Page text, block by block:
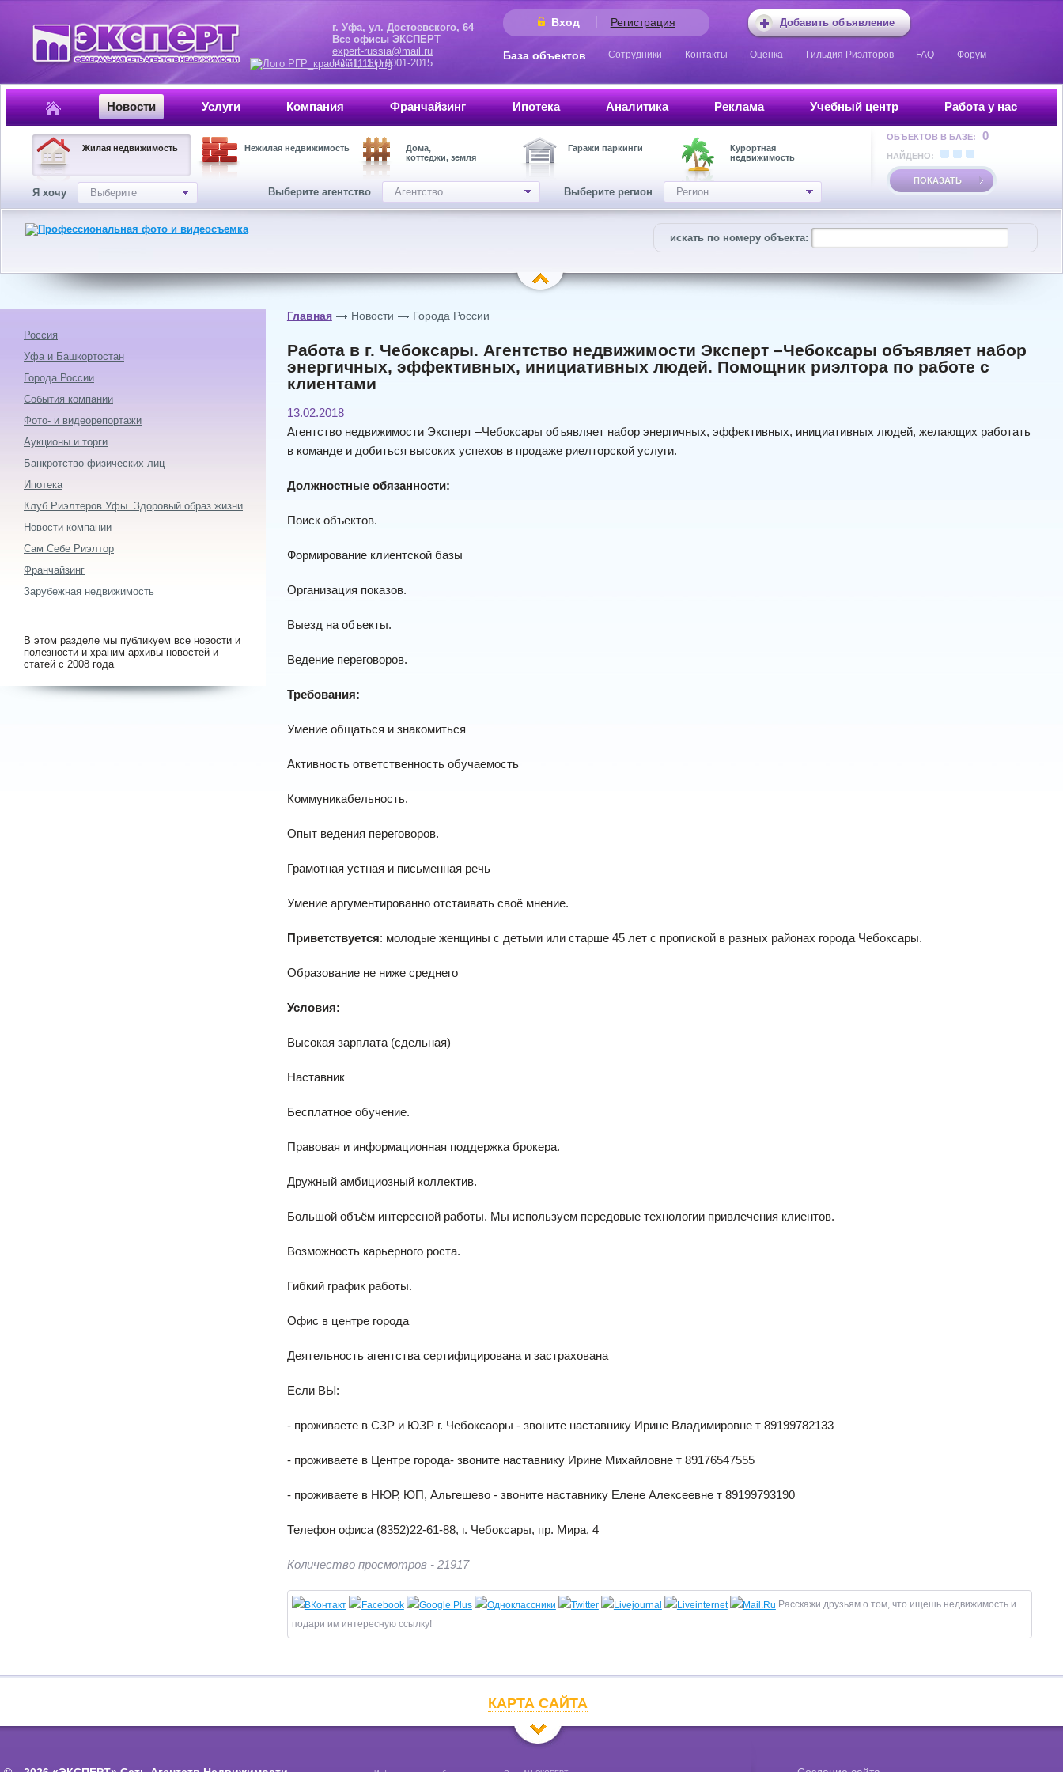
Добавить объявление
Вход Регистрация
г. Уфа, ул. Достоевского, 64
Все офисы ЭКСПЕРТ
expert-russia@mail.ru
ГОСТ, ISO 9001-2015
База объектов Сотрудники Контакты Оценка Гильдия Риэлторов FAQ Форум
Новости Услуги Компания Франчайзинг Ипотека Аналитика Реклама Учебный центр Работа у нас
Жилая недвижимость Нежилая недвижимость
Дома,
коттеджи, земля
Гаражи паркинги
Курортная
недвижимость
Я хочу Выберите Выберите агентство Агентство Выберите регион Регион
ОБЪЕКТОВ В БАЗЕ: 0
НАЙДЕНО:
ПОКАЗАТЬ
искать по номеру объекта:
Главная Новости Города России
Работа в г. Чебоксары. Агентство недвижимости Эксперт –Чебоксары объявляет набор
энергичных, эффективных, инициативных людей. Помощник риэлтора по работе с
клиентами
13.02.2018
Агентство недвижимости Эксперт –Чебоксары объявляет набор энергичных, эффективных, инициативных людей, желающих работать
в команде и добиться высоких успехов в продаже риелторской услуги.
Должностные обязанности:
Поиск объектов.
Формирование клиентской базы
Организация показов.
Выезд на объекты.
Ведение переговоров.
Требования:
Умение общаться и знакомиться
Активность ответственность обучаемость
Коммуникабельность.
Опыт ведения переговоров.
Грамотная устная и письменная речь
Умение аргументированно отстаивать своё мнение.
Приветствуется: молодые женщины с детьми или старше 45 лет с пропиской в разных районах города Чебоксары.
Образование не ниже среднего
Условия:
Высокая зарплата (сдельная)
Наставник
Бесплатное обучение.
Правовая и информационная поддержка брокера.
Дружный амбициозный коллектив.
Большой объём интересной работы. Мы используем передовые технологии привлечения клиентов.
Возможность карьерного роста.
Гибкий график работы.
Офис в центре города
Деятельность агентства сертифицирована и застрахована
Если ВЫ:
- проживаете в СЗР и ЮЗР г. Чебоксаоры - звоните наставнику Ирине Владимировне т 89199782133
- проживаете в Центре города- звоните наставнику Ирине Михайловне т 89176547555
- проживаете в НЮР, ЮП, Альгешево - звоните наставнику Елене Алексеевне т 89199793190
Телефон офиса (8352)22-61-88, г. Чебоксары, пр. Мира, 4
Количество просмотров - 21917
Расскажи друзьям о том, что ищешь недвижимость и
подари им интересную ссылку!
Россия
Уфа и Башкортостан
Города России
События компании
Фото- и видеорепортажи
Аукционы и торги
Банкротство физических лиц
Ипотека
Клуб Риэлтеров Уфы. Здоровый образ жизни
Новости компании
Сам Себе Риэлтор
Франчайзинг
Зарубежная недвижимость
В этом разделе мы публикуем все новости и
полезности и храним архивы новостей и
статей с 2008 года
КАРТА САЙТА